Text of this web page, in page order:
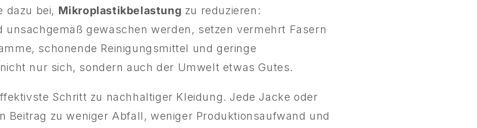
dazu bei, Mikroplastikbelastung zu reduzieren:
unsachgemäß gewaschen werden, setzen vermehrt Fasern
schonende Reinigungsmittel und geringe
nur sich, sondern auch der Umwelt etwas Gutes.
Schritt zu nachhaltiger Kleidung. Jede Jacke oder
Beitrag zu weniger Abfall, weniger Produktionsaufwand und